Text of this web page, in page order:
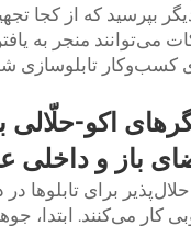
بپرسید که از کجا
می‌توانند منجر به
کسب‌وکار تابلوسازی
اکو-حلّالی
باز و داخلی
برای تابلوها
کار می‌کنند. ابتدا،